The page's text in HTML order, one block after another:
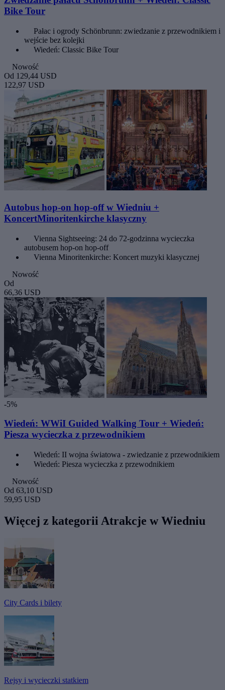
Bike Tour
Pałac i ogrody Schönbrunn: zwiedzanie z przewodnikiem i
wejście bez kolejki
Wiedeń: Classic Bike Tour
Nowość
Od 129,44 USD
122,97 USD
Autobus hop-on hop-off w Wiedniu +
KoncertMinoritenkirche klasyczny
Vienna Sightseeing: 24 do 72-godzinna wycieczka
autobusem hop-on hop-off
Vienna Minoritenkirche: Koncert muzyki klasycznej
Nowość
Od
66,36 USD
-5%
Wiedeń: WWiI Guided Walking Tour + Wiedeń:
Piesza wycieczka z przewodnikiem
Wiedeń: II wojna światowa - zwiedzanie z przewodnikiem
Wiedeń: Piesza wycieczka z przewodnikiem
Nowość
Od 63,10 USD
59,95 USD
Więcej z kategorii Atrakcje w Wiedniu
City Cards i bilety
Rejsy i wycieczki statkiem